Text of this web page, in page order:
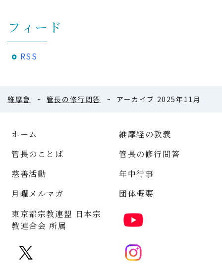
フィード
RSS
維摩會 管長の修行問答 アーカイブ 2025年11月
ホーム
維摩経の教義
管長のことば
管長の修行問答
慈善活動
年中行事
月曜メルマガ
団体概要
東京都宗教連盟 日本宗
教連合会 所属